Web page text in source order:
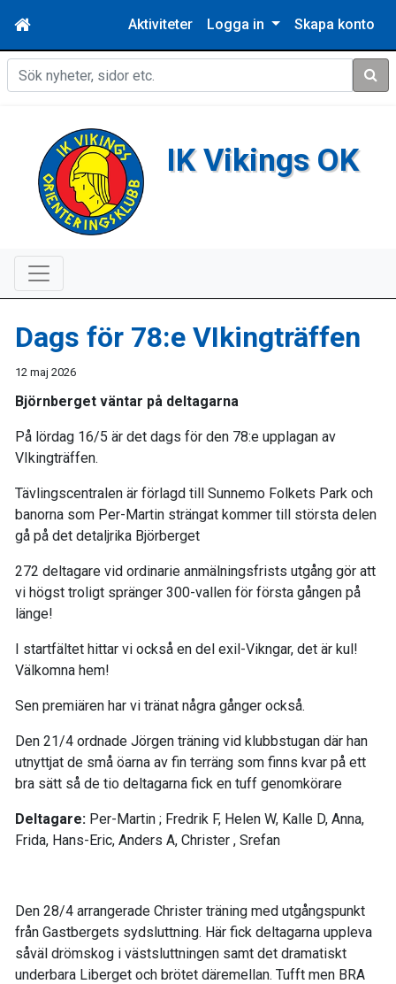
Aktiviteter Logga in Skapa konto
Sök
IK Vikings OK
Dags för 78:e VIkingträffen
12 maj 2026
Björnberget väntar på deltagarna
På lördag 16/5 är det dags för den 78:e upplagan av
VIkingträffen.
Tävlingscentralen är förlagd till Sunnemo Folkets Park och
banorna som Per-Martin strängat kommer till största delen
gå på det detaljrika Björberget
272 deltagare vid ordinarie anmälningsfrists utgång gör att
vi högst troligt spränger 300-vallen för första gången på
länge!
I startfältet hittar vi också en del exil-Vikngar, det är kul!
Välkomna hem!
Sen premiären har vi tränat några gånger också.
Den 21/4 ordnade Jörgen träning vid klubbstugan där han
utnyttjat de små öarna av fin terräng som finns kvar på ett
bra sätt så de tio deltagarna fick en tuff genomkörare
Deltagare: Per-Martin ; Fredrik F, Helen W, Kalle D, Anna,
Frida, Hans-Eric, Anders A, Christer , Srefan
Den 28/4 arrangerade Christer träning med utgångspunkt
från Gastbergets sydsluttning. Här fick deltagarna uppleva
såväl drömskog i västsluttningen samt det dramatiskt
underbara Liberget och brötet däremellan. Tufft men BRA